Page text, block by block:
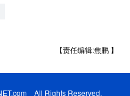
江苏
福建 江西
【责任编辑:焦鹏 】
All Rights Reserved.